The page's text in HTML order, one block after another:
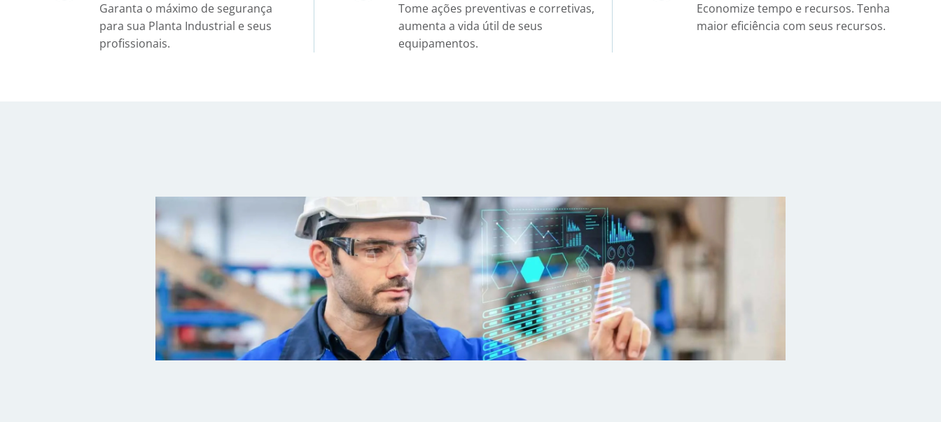
Garanta o máximo de segurança
para sua Planta Industrial e seus
profissionais.
Tome ações preventivas e corretivas,
aumenta a vida útil de seus
equipamentos.
Economize tempo e recursos. Tenha
maior eficiência com seus recursos.